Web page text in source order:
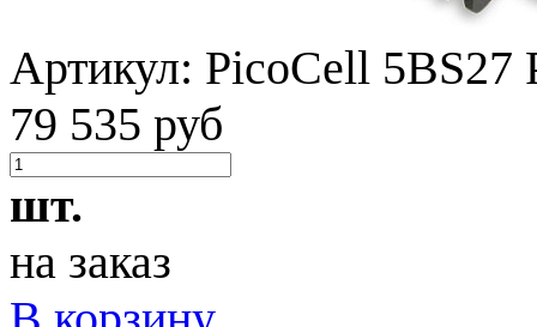
Артикул: PicoCell 5BS27
79 535 руб
шт.
на заказ